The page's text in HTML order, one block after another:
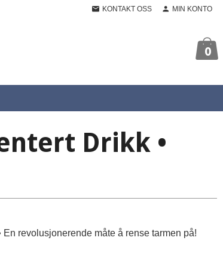
KONTAKT OSS MIN KONTO
0
Drikk •
revolusjonerende måte å rense tarmen på!